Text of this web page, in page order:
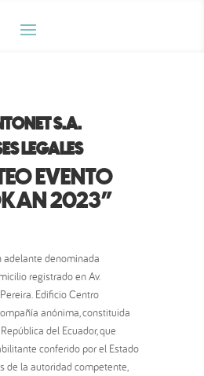
S.A.
LEGALES
EVENTO
2023”
adelante denominada
registrado en Av.
Edificio Centro
anónima, constituida
del Ecuador, que
conferido por el Estado
de la autoridad competente,